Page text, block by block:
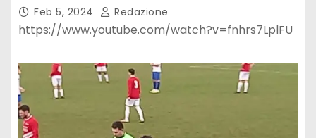
Feb 5, 2024 Redazione
https://www.youtube.com/watch?v=fnhrs7LplFU